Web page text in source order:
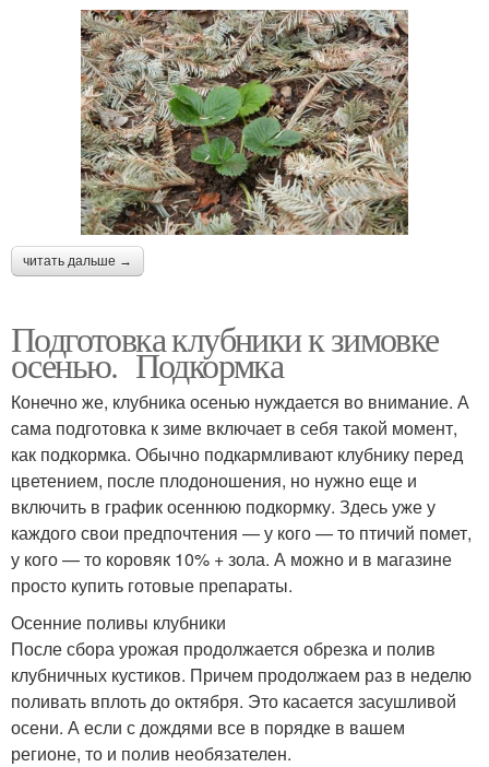
читать дальше →
Подготовка клубники к зимовке
осенью. Подкормка
Конечно же, клубника осенью нуждается во внимание. А
сама подготовка к зиме включает в себя такой момент,
как подкормка. Обычно подкармливают клубнику перед
цветением, после плодоношения, но нужно еще и
включить в график осеннюю подкормку. Здесь уже у
каждого свои предпочтения — у кого — то птичий помет,
у кого — то коровяк 10% + зола. А можно и в магазине
просто купить готовые препараты.
Осенние поливы клубники
После сбора урожая продолжается обрезка и полив
клубничных кустиков. Причем продолжаем раз в неделю
поливать вплоть до октября. Это касается засушливой
осени. А если с дождями все в порядке в вашем
регионе, то и полив необязателен.